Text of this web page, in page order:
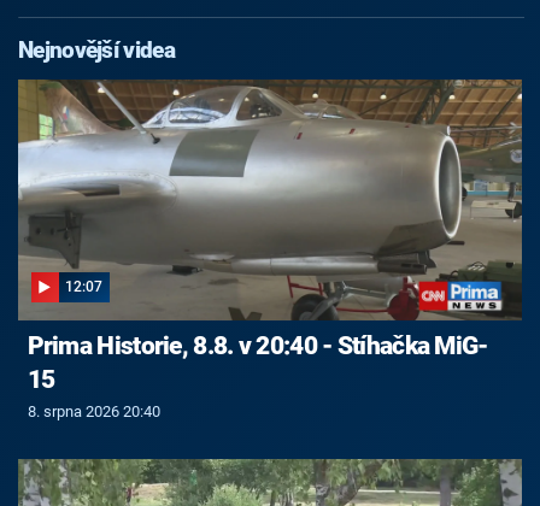
Nejnovější videa
12:07
Prima Historie, 8.8. v 20:40 - Stíhačka MiG-
15
8. srpna 2026 20:40